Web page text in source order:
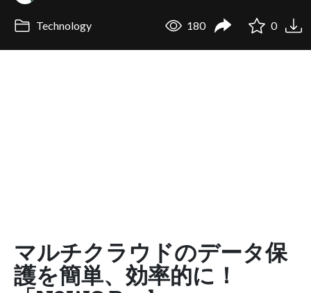
Technology 180 0
マルチクラウドのデータ保
護を簡単、効率的に！